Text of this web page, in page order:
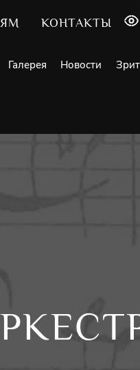
КОНТАКТЫ
Галерея Новости